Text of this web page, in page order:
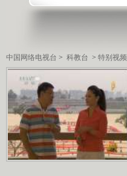
中国网络电视台 > 科教台 > 特别视频